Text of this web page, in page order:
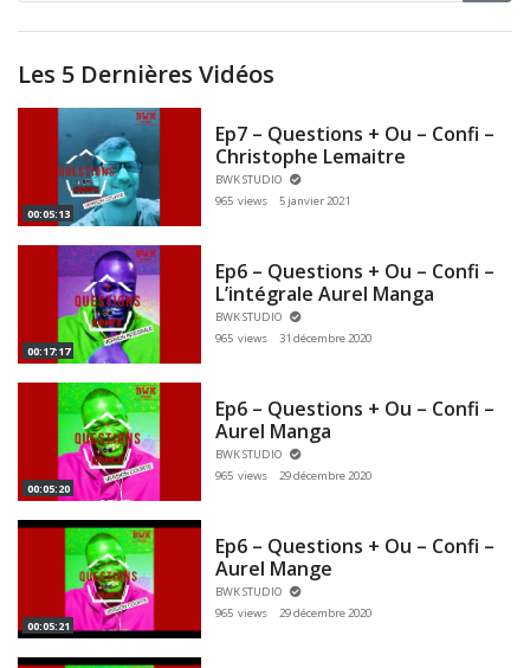
Les 5 Dernières Vidéos
00:05:13
Ep7 – Questions + Ou – Confi –
Christophe Lemaitre
BWK STUDIO
965 views
5 janvier 2021
00:17:17
Ep6 – Questions + Ou – Confi –
L’intégrale Aurel Manga
BWK STUDIO
965 views
31 décembre 2020
00:05:20
Ep6 – Questions + Ou – Confi –
Aurel Manga
BWK STUDIO
965 views
29 décembre 2020
00:05:21
Ep6 – Questions + Ou – Confi –
Aurel Mange
BWK STUDIO
965 views
29 décembre 2020